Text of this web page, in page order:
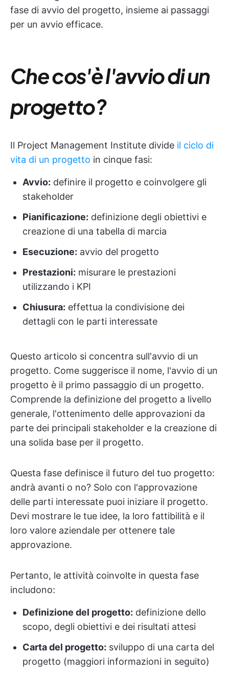
fase di avvio del progetto, insieme ai passaggi
per un avvio efficace.
Che cos'è l'avvio di un
progetto?
Il Project Management Institute divide il ciclo di
vita di un progetto in cinque fasi:
Avvio: definire il progetto e coinvolgere gli
stakeholder
Pianificazione: definizione degli obiettivi e
creazione di una tabella di marcia
Esecuzione: avvio del progetto
Prestazioni: misurare le prestazioni
utilizzando i KPI
Chiusura: effettua la condivisione dei
dettagli con le parti interessate
Questo articolo si concentra sull'avvio di un
progetto. Come suggerisce il nome, l'avvio di un
progetto è il primo passaggio di un progetto.
Comprende la definizione del progetto a livello
generale, l'ottenimento delle approvazioni da
parte dei principali stakeholder e la creazione di
una solida base per il progetto.
Questa fase definisce il futuro del tuo progetto:
andrà avanti o no? Solo con l'approvazione
delle parti interessate puoi iniziare il progetto.
Devi mostrare le tue idee, la loro fattibilità e il
loro valore aziendale per ottenere tale
approvazione.
Pertanto, le attività coinvolte in questa fase
includono:
Definizione del progetto: definizione dello
scopo, degli obiettivi e dei risultati attesi
Carta del progetto: sviluppo di una carta del
progetto (maggiori informazioni in seguito)